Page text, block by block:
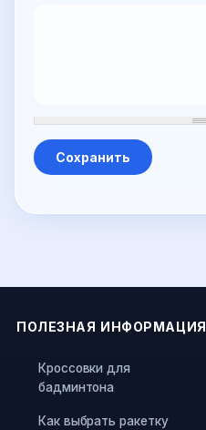
ПОЛЕЗНАЯ ИНФОРМАЦИЯ
Кроссовки для
бадминтона
Как выбрать ракетку